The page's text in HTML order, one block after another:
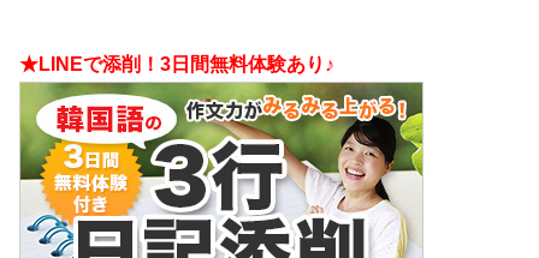
★LINEで添削！3日間無料体験あり♪